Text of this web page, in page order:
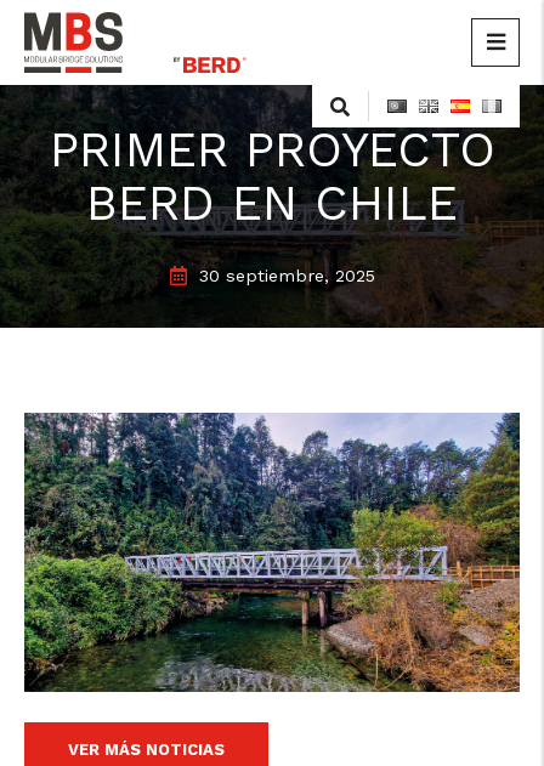
Skip
to
content
MBS
Modular Bridge Solutions
PRIMER PROYECTO
BERD EN CHILE
30 septiembre, 2025
VER MÁS NOTICIAS